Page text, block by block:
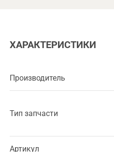
ХАРАКТЕРИСТИКИ
Производитель
Тип запчасти
Артикул